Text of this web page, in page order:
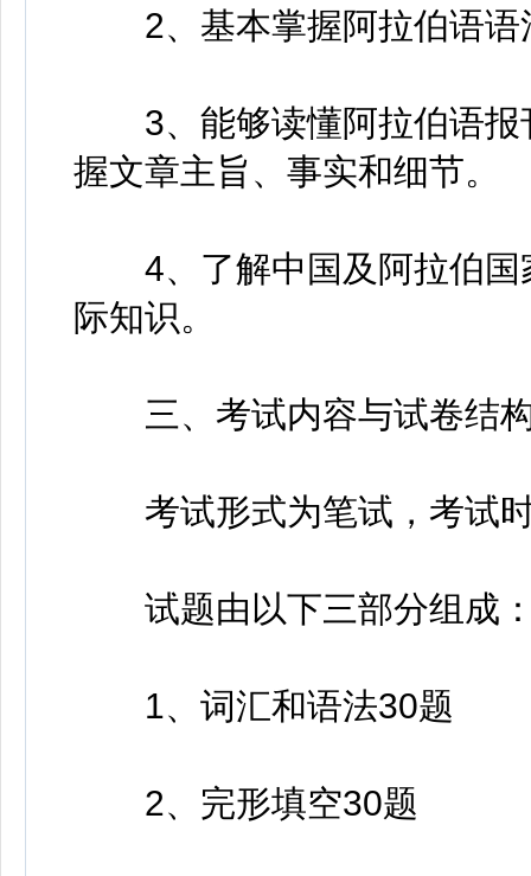
2、基本掌握阿拉伯语语
3、能够读懂阿拉伯语报
握文章主旨、事实和细节。
4、了解中国及阿拉伯国
际知识。
三、考试内容与试卷结
考试形式为笔试，考试时
试题由以下三部分组成
1、词汇和语法30题
2、完形填空30题